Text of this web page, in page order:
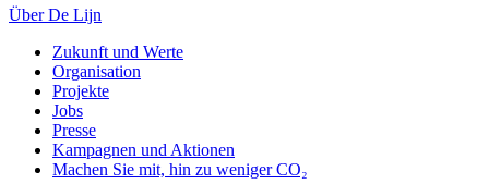
Über De Lijn
Zukunft und Werte
Organisation
Projekte
Jobs
Presse
Kampagnen und Aktionen
Machen Sie mit, hin zu weniger CO₂